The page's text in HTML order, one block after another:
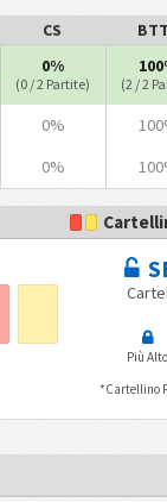
CS
0%
(0 / 2 Partite) (2 / 2
0%
0%
Più Alto
*Cartellino